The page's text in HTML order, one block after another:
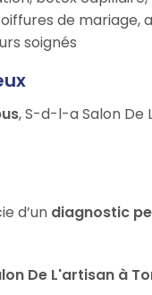
de mariage,
soignés
, S-d-l-a Salon De
d’un diagnostic
De L'artisan à